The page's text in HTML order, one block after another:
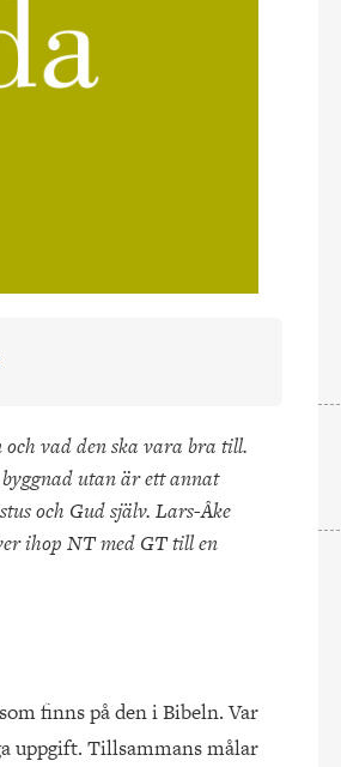
vad den ska vara bra till.
utan är ett annat
och Gud själv. Lars-Åke
ihop NT med GT till en
finns på den i Bibeln. Var
uppgift. Tillsammans målar